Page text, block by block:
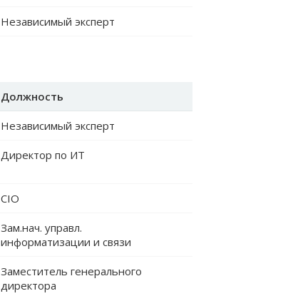
Независимый эксперт
Должность
Независимый эксперт
Директор по ИТ
CIO
Зам.нач. управл.
информатизации и связи
Заместитель генерального
директора